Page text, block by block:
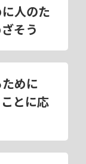
人のた
そう
めに
とに応